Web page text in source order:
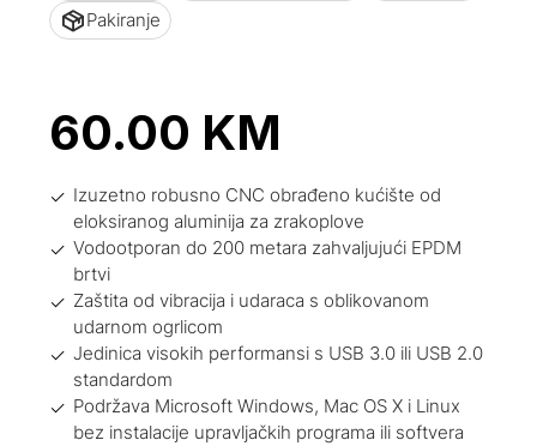
Pakiranje
60.00 KM
Izuzetno robusno CNC obrađeno kućište od
eloksiranog aluminija za zrakoplove
Vodootporan do 200 metara zahvaljujući EPDM
brtvi
Zaštita od vibracija i udaraca s oblikovanom
udarnom ogrlicom
Jedinica visokih performansi s USB 3.0 ili USB 2.0
standardom
Podržava Microsoft Windows, Mac OS X i Linux
bez instalacije upravljačkih programa ili softvera